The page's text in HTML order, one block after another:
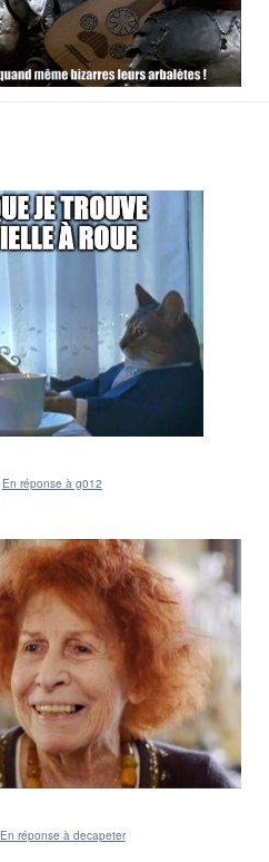
En réponse à g012
En réponse à decapeter